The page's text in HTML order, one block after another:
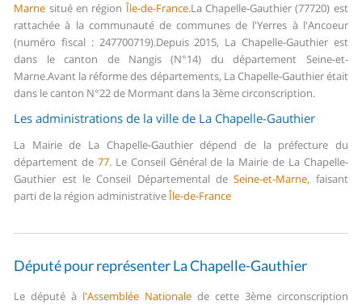
Marne situé en région Île-de-France.La Chapelle-Gauthier (77720) est
rattachée à la communauté de communes de l'Yerres à l'Ancoeur
(numéro fiscal : 247700719).Depuis 2015, La Chapelle-Gauthier est
dans le canton de Nangis (N°14) du département Seine-et-
Marne.Avant la réforme des départements, La Chapelle-Gauthier était
dans le canton N°22 de Mormant dans la 3ème circonscription.
Les administrations de la ville de La Chapelle-Gauthier
La Mairie de La Chapelle-Gauthier dépend de la préfecture du
département de 77.Le Conseil Général de la Mairie de La Chapelle-
Gauthier est le Conseil Départemental deSeine-et-Marne, faisant
parti de la région administrativeÎle-de-France
Député pour représenter La Chapelle-Gauthier
Le député à l'Assemblée Nationale de cette 3ème circonscription